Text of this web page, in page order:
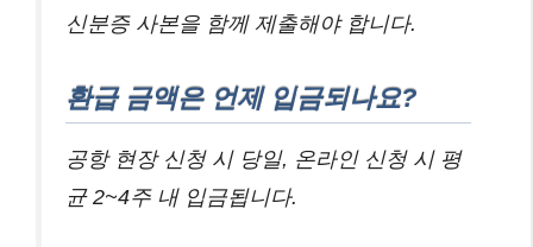
신분증 사본을 함께 제출해야 합니다.
환급 금액은 언제 입금되나요?
공항 현장 신청 시 당일, 온라인 신청 시 평
균 2~4주 내 입금됩니다.